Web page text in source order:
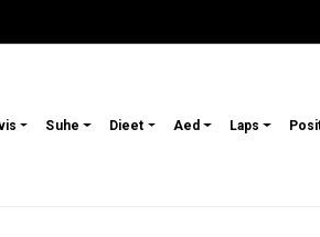
Suhe Dieet Aed Laps